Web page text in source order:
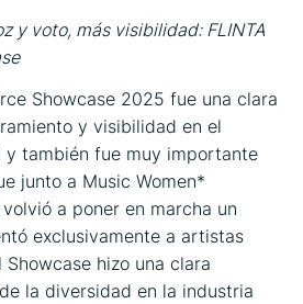
y voto, más visibilidad: FLINTA
Showcase 2025 fue una clara
y visibilidad en el
y también fue muy importante
junto a Music Women*
a poner en marcha un
exclusivamente a artistas
Showcase hizo una clara
la diversidad en la industria